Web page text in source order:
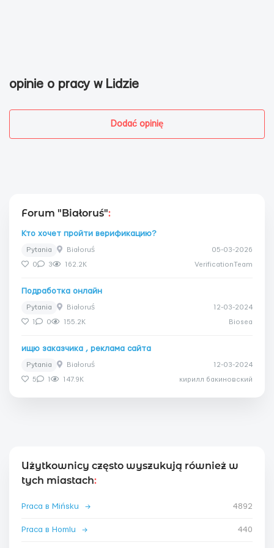
opinie o pracy w Lidzie
Dodać opinię
Forum "Białoruś":
Кто хочет пройти верификацию?
Pytania Białoruś 05-03-2026
0 3 162.2K VerificationTeam
Подработка онлайн
Pytania Białoruś 12-03-2024
1 0 155.2K Biosea
ищю заказчика , реклама сайта
Pytania Białoruś 12-03-2024
5 1 147.9K кирилл бакиновский
Użytkownicy często wyszukują również w
tych miastach:
Praca в Mińsku → 4892
Praca в Homlu → 440